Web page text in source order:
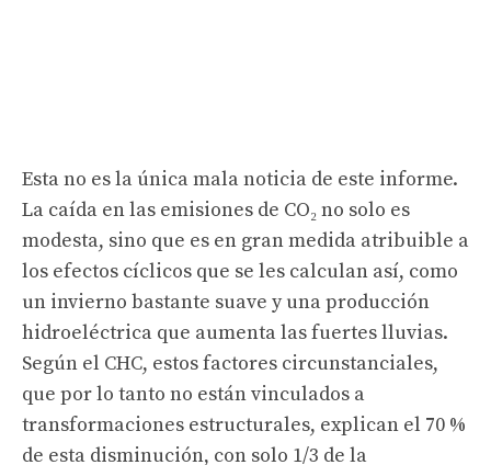
Esta no es la única mala noticia de este informe.
La caída en las emisiones de CO₂ no solo es
modesta, sino que es en gran medida atribuible a
los efectos cíclicos que se les calculan así, como
un invierno bastante suave y una producción
hidroeléctrica que aumenta las fuertes lluvias.
Según el CHC, estos factores circunstanciales,
que por lo tanto no están vinculados a
transformaciones estructurales, explican el 70 %
de esta disminución, con solo 1/3 de la